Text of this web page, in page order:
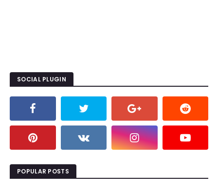
SOCIAL PLUGIN
POPULAR POSTS